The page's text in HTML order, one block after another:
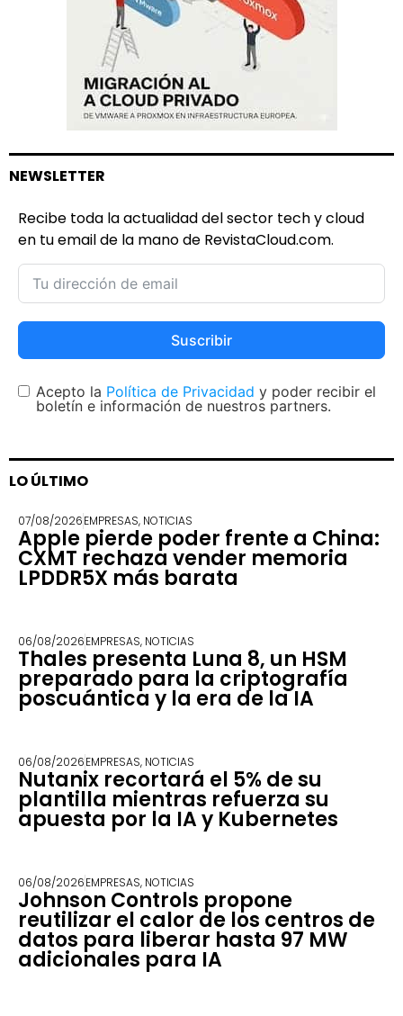
NEWSLETTER
Recibe toda la actualidad del sector tech y cloud
en tu email de la mano de RevistaCloud.com.
Suscribir
Acepto la Política de Privacidad y poder recibir el
boletín e información de nuestros partners.
LO ÚLTIMO
07/08/2026EMPRESAS, NOTICIAS
Apple pierde poder frente a China:
CXMT rechaza vender memoria
LPDDR5X más barata
06/08/2026EMPRESAS, NOTICIAS
Thales presenta Luna 8, un HSM
preparado para la criptografía
poscuántica y la era de la IA
06/08/2026EMPRESAS, NOTICIAS
Nutanix recortará el 5% de su
plantilla mientras refuerza su
apuesta por la IA y Kubernetes
06/08/2026EMPRESAS, NOTICIAS
Johnson Controls propone
reutilizar el calor de los centros de
datos para liberar hasta 97 MW
adicionales para IA